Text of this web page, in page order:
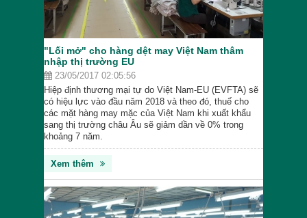
"Lối mở" cho hàng dệt may Việt Nam thâm
nhập thị trường EU
23/05/2017 02:05:56
Hiệp định thương mại tự do Việt Nam-EU (EVFTA) sẽ
có hiệu lực vào đầu năm 2018 và theo đó, thuế cho
các mặt hàng may mặc của Việt Nam khi xuất khẩu
sang thị trường châu Âu sẽ giảm dần về 0% trong
khoảng 7 năm.
Xem thêm